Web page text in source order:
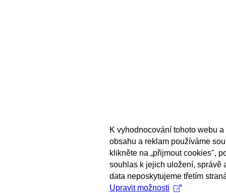
K vyhodnocování tohoto webu
obsahu a reklam používáme
klikněte na „přijmout cookies",
souhlas k jejich uložení, správě
data neposkytujeme třetím
Upravit možnosti